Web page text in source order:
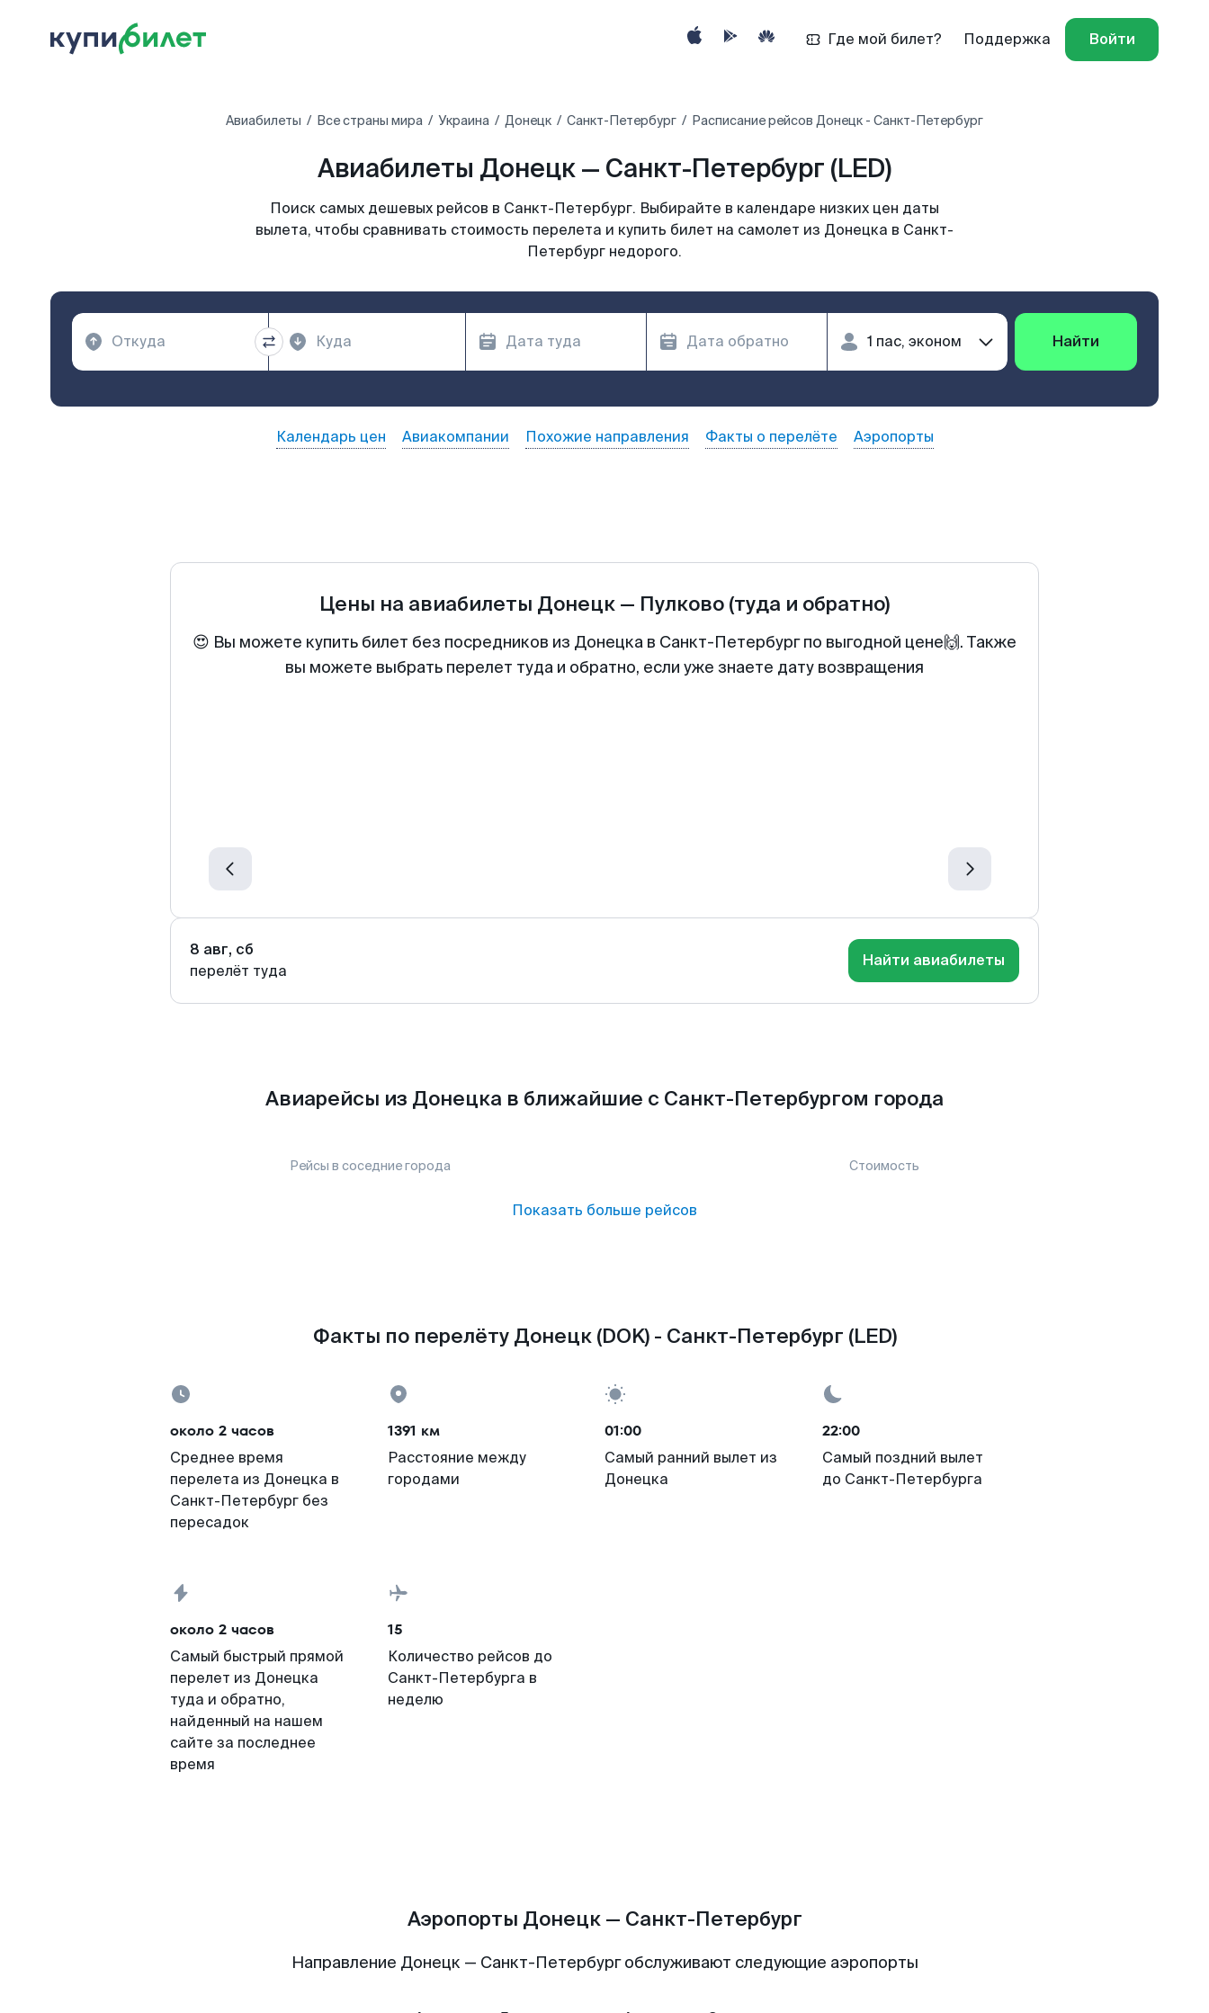
Где мой билет? Поддержка Войти
Авиабилеты Все страны мира Украина Донецк Санкт-Петербург Расписание рейсов Донецк - Санкт-Петербург
Авиабилеты Донецк — Санкт-Петербург (LED)
Поиск самых дешевых рейсов в Санкт-Петербург. Выбирайте в календаре низких цен даты
вылета, чтобы сравнивать стоимость перелета и купить билет на самолет из Донецка в Санкт-
Петербург недорого.
Найти
Календарь цен Авиакомпании Похожие направления Факты о перелёте Аэропорты
Цены на авиабилеты Донецк — Пулково (туда и обратно)
😍 Вы можете купить билет без посредников из Донецка в Санкт-Петербург по выгодной цене🙌. Также
вы можете выбрать перелет туда и обратно, если уже знаете дату возвращения
8 авг, сб
перелёт туда
Найти авиабилеты
Авиарейсы из Донецка в ближайшие с Санкт-Петербургом города
Рейсы в соседние города Стоимость
Показать больше рейсов
Факты по перелёту Донецк (DOK) - Санкт-Петербург (LED)
около 2 часов
Среднее время
перелета из Донецка в
Санкт-Петербург без
пересадок
1391 км
Расстояние между
городами
01:00
Самый ранний вылет из
Донецка
22:00
Самый поздний вылет
до Санкт-Петербурга
около 2 часов
Самый быстрый прямой
перелет из Донецка
туда и обратно,
найденный на нашем
сайте за последнее
время
15
Количество рейсов до
Санкт-Петербурга в
неделю
Аэропорты Донецк — Санкт-Петербург
Направление Донецк — Санкт-Петербург обслуживают следующие аэропорты